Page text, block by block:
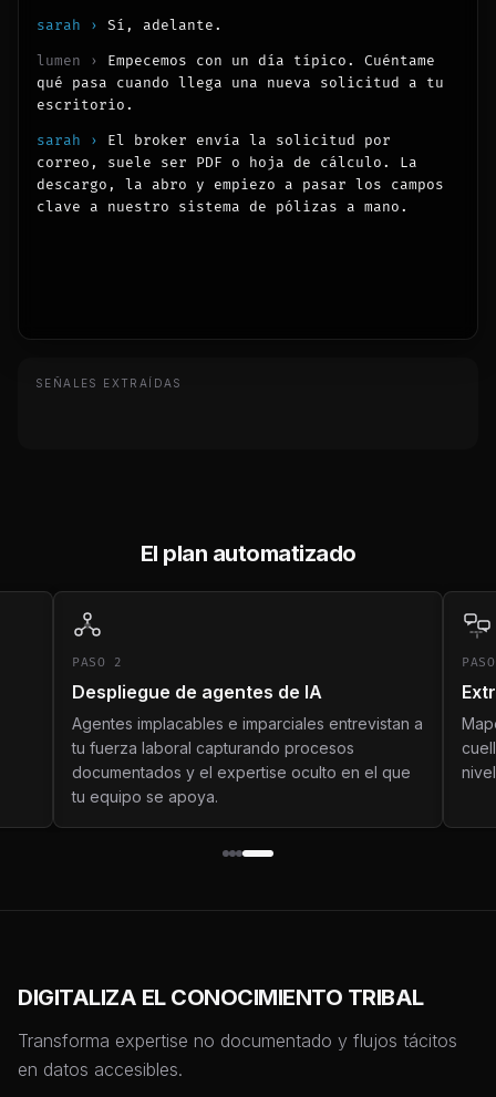
sarah ›
Sí, adelante.
lumen ›
Empecemos con un día típico. Cuéntame
qué pasa cuando llega una nueva solicitud a tu
escritorio.
sarah ›
El broker envía la solicitud por
correo, suele ser PDF o hoja de cálculo. La
descargo, la abro y empiezo a pasar los campos
clave a nuestro sistema de pólizas a mano.
SEÑALES EXTRAÍDAS
El plan automatizado
PASO 2
Despliegue de agentes de IA
Agentes implacables e imparciales entrevistan a
tu fuerza laboral capturando procesos
documentados y el expertise oculto en el que
tu equipo se apoya.
PASO
DIGITALIZA EL CONOCIMIENTO TRIBAL
Transforma expertise no documentado y flujos tácitos
en datos accesibles.